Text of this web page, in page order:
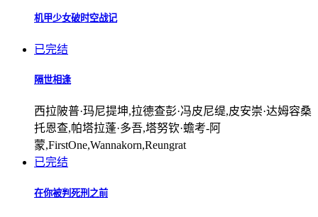
机甲少女破时空战记
已完结
隔世相逢
西拉陂普·玛尼提坤,拉德查彭·冯皮尼缇,皮安崇·达姆容桑
托恩查,帕塔拉蓬·多吾,塔努钦·蟾考-阿
蒙,FirstOne,Wannakorn,Reungrat
已完结
在你被判死刑之前